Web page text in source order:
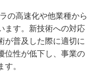
の高速化や他業種から
ます。新技術への対応
が普及した際に適切に
位性が低下し、事業の
。